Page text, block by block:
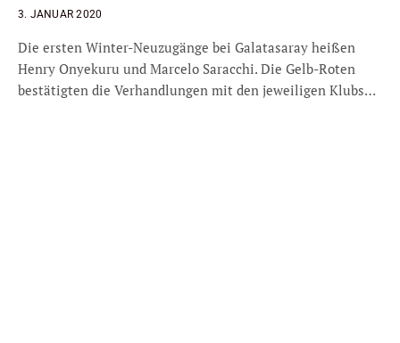
3. JANUAR 2020
Die ersten Winter-Neuzugänge bei Galatasaray heißen
Henry Onyekuru und Marcelo Saracchi. Die Gelb-Roten
bestätigten die Verhandlungen mit den jeweiligen Klubs…